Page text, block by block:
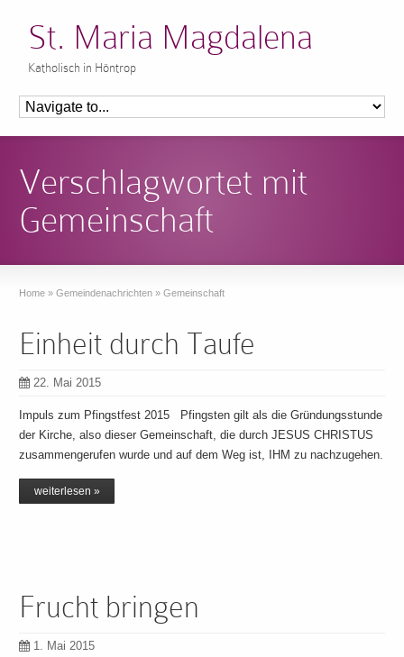
St. Maria Magdalena
Katholisch in Höntrop
Verschlagwortet mit
Gemeinschaft
Home » Gemeindenachrichten » Gemeinschaft
Einheit durch Taufe
22. Mai 2015
Impuls zum Pfingstfest 2015 Pfingsten gilt als die Gründungsstunde
der Kirche, also dieser Gemeinschaft, die durch JESUS CHRISTUS
zusammengerufen wurde und auf dem Weg ist, IHM zu nachzugehen.
weiterlesen »
Frucht bringen
1. Mai 2015